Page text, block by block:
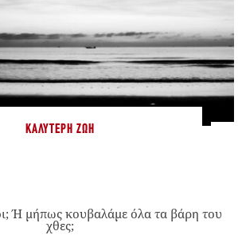
ΚΑΛΎΤΕΡΗ ΖΩΉ
Ή μήπως κουβαλάμε όλα τα βάρη του
χθες;